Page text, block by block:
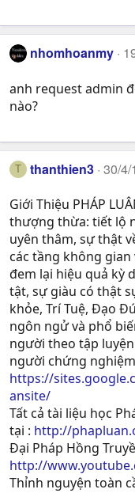
nhomhoanmy
anh request admin
nào?
T thanthien3 30/4/
Giới Thiệu PHÁP
thượng thừa: tiết lộ
uyên thâm, sự thật
các tầng không gian
đem lại hiệu quả kỳ
tật, sự giàu có thật
khỏe, Trí Tuệ, Ðạo
ngôn ngử và phổ
người theo tập
người chứng
https://
ansite/
Tất cả tài liệu học
tại : http://
Đại Pháp Hồng
http://
Thỉnh nguyện toàn